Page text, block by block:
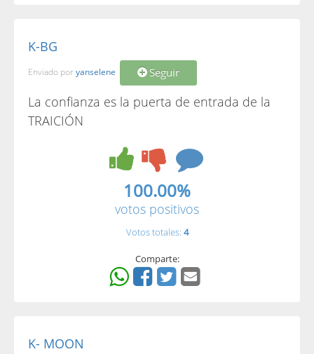
K-BG
Enviado por yanselene Seguir
La confianza es la puerta de entrada de la
TRAICIÓN
100.00%
votos positivos
Votos totales: 4
Comparte:
K- MOON